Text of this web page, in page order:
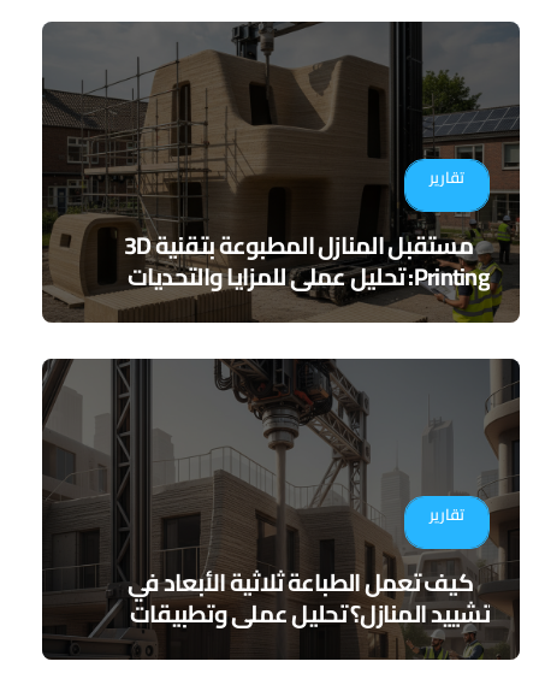
تقارير
مستقبل المنازل المطبوعة بتقنية 3D
Printing: تحليل عملي للمزايا والتحديات
تقارير
كيف تعمل الطباعة ثلاثية الأبعاد في
تشييد المنازل؟ تحليل عملي وتطبيقات
مستقبلية